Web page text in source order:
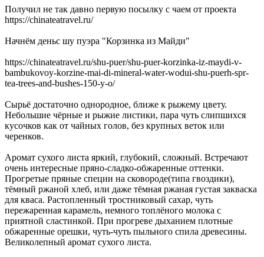
Получил не так давно первую посылку с чаем от проекта
https://chinateatravel.ru/
Начнём деньс шу пуэра "Корзинка из Майди"
https://chinateatravel.ru/shu-puer/shu-puer-korzinka-iz-maydi-v-
bambukovoy-korzine-mai-di-mineral-water-wodui-shu-puerh-spr-
tea-trees-and-bushes-150-y-o/
Сырьё достаточно однородное, ближе к рыжему цвету.
Небольшие чёрные и рыжие листики, пара чуть слипшихся
кусочков как от чайных голов, без крупных веток или
черенков.
Аромат сухого листа яркий, глубокий, сложный. Встречают
очень интересные пряно-сладко-обжаренные оттенки.
Прогретые пряные специи на сковороде(типа гвоздики),
тёмный ржаной хлеб, или даже тёмная ржаная густая закваска
для кваса. Растопленный тростниковый сахар, чуть
пережаренная карамель, немного топлёного молока с
приятной сластинкой. При прогреве дыханием плотные
обжаренные орешки, чуть-чуть пыльного спила древесины.
Великолепный аромат сухого листа.